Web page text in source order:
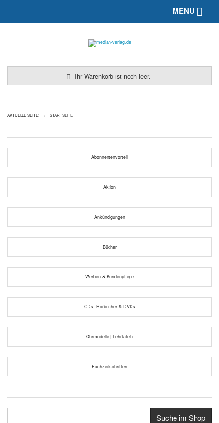
Ihr Warenkorb ist noch leer.
MENU
AKTUELLE SEITE: STARTSEITE
Abonnentenvorteil
Aktion
Ankündigungen
Bücher
Werben & Kundenpflege
CDs, Hörbücher & DVDs
Ohrmodelle | Lehrtafeln
Fachzeitschriften
Suche im Shop